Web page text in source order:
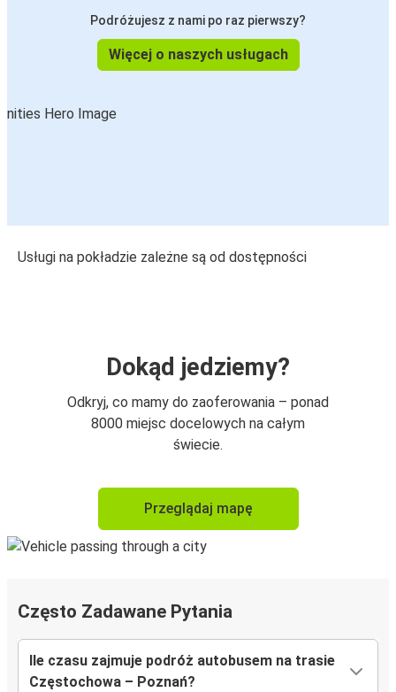
Podróżujesz z nami po raz pierwszy?
Więcej o naszych usługach
Usługi na pokładzie zależne są od dostępności
Dokąd jedziemy?
Odkryj, co mamy do zaoferowania – ponad
8000 miejsc docelowych na całym
świecie.
Przeglądaj mapę
Często Zadawane Pytania
Ile czasu zajmuje podróż autobusem na trasie
Częstochowa – Poznań?